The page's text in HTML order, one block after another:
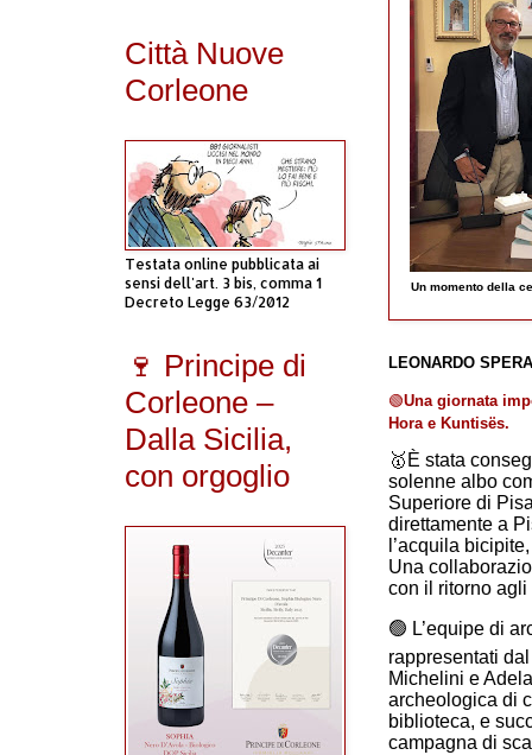
Un momento della
LEONARDO
🟢Una giornata
Hora e Kuntisës.
🥇 È stata
solenne albo
Superiore di
direttamente a
l’acquila
Una
con il ritorno
🟢 L’equipe di
rappresentati
Michelini e
archeologica di
biblioteca, e
campagna di
Città Nuove
Corleone
Testata online pubblicata ai
sensi dell'art. 3 bis, comma 1
Decreto Legge 63/2012
🍷 Principe di
Corleone –
Dalla Sicilia,
con orgoglio